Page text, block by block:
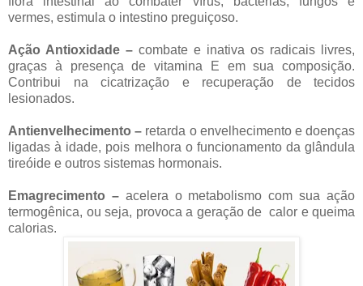
vermes, estimula o intestino preguiçoso.
Ação Antioxidade – combate e inativa os radicais livres,
graças à presença de vitamina E em sua composição.
Contribui na cicatrização e recuperação de tecidos
lesionados.
Antienvelhecimento – retarda o envelhecimento e doenças
ligadas à idade, pois melhora o funcionamento da glândula
tireóide e outros sistemas hormonais.
Emagrecimento –acelera o metabolismo com sua ação
termogênica, ou seja, provoca a geração de calor e queima
calorias.